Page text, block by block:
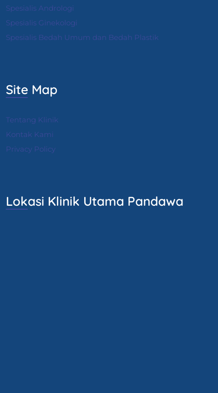
Spesialis Andrologi
Spesialis Ginekologi
Spesialis Bedah Umum dan Bedah Plastik
Site Map
Tentang Klinik
Kontak Kami
Privacy Policy
Lokasi Klinik Utama Pandawa